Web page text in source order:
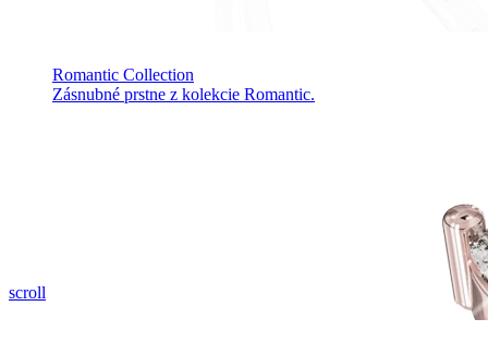
Romantic Collection
Zásnubné prstne z kolekcie Romantic.
scroll